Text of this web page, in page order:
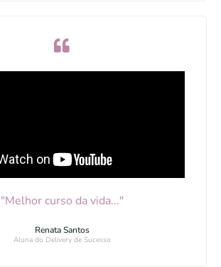
"Melhor curso da vida..."
Renata Santos
Aluna do Delivery de Sucesso